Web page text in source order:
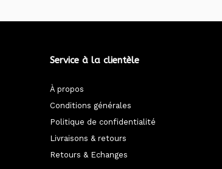
Service à la clientèle
À propos
Conditions générales
Politique de confidentialité
Livraisons & retours
Retours & Echanges